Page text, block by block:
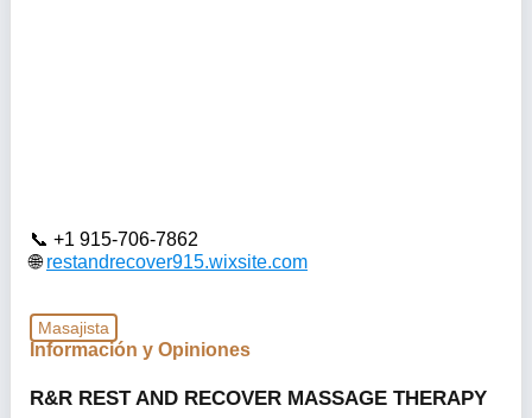
+1 915-706-7862
restandrecover915.wixsite.com
Masajista
Información y Opiniones
R&R REST AND RECOVER MASSAGE THERAPY